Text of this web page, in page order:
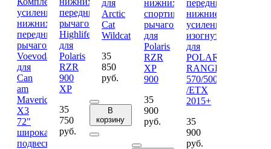
усиленных
нижних
передних
рычагов
Voevoda
для
Can
am
Maverick
X3
72"
широкая
подвеска
передних
рычагов
Highlifer
для
Polaris
RZR
900
XP
35
750
руб.
для
Arctic
Cat
Wildcat
35
850
руб.
В
корзину
нижних
спортивных
рычагов
для
Polaris
RZR
XP
900
35
900
руб.
передние
нижние
усиленные
изогнутые
для
POLARIS
RANGER
570/500
/ETX
2015+
35
900
руб.